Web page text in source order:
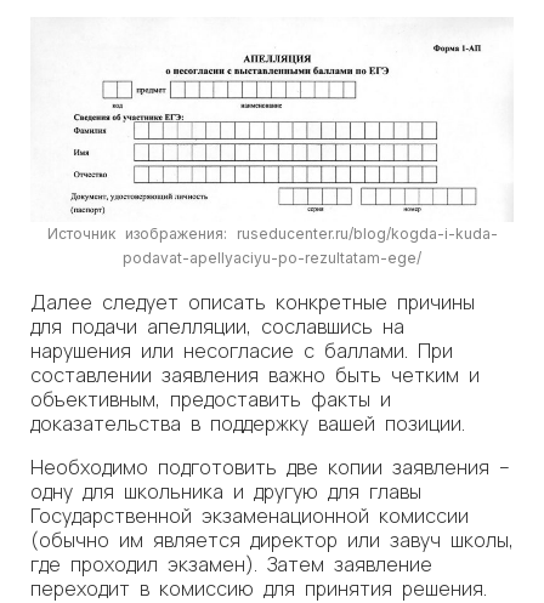
Источник изображения: ruseducenter.ru/blog/kogda-i-kuda-
podavat-apellyaciyu-po-rezultatam-ege/
Далее следует описать конкретные причины
для подачи апелляции, сославшись на
нарушения или несогласие с баллами. При
составлении заявления важно быть четким и
объективным, предоставить факты и
доказательства в поддержку вашей позиции.
Необходимо подготовить две копии заявления –
одну для школьника и другую для главы
Государственной экзаменационной комиссии
(обычно им является директор или завуч школы,
где проходил экзамен). Затем заявление
переходит в комиссию для принятия решения.